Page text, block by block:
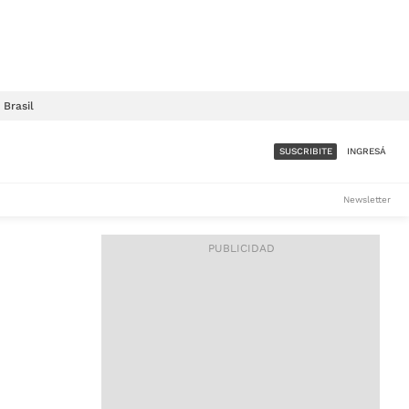
Brasil
ACCESO FULL - $1.800/MES
SUSCRIBITE INGRESÁ
Newsletter